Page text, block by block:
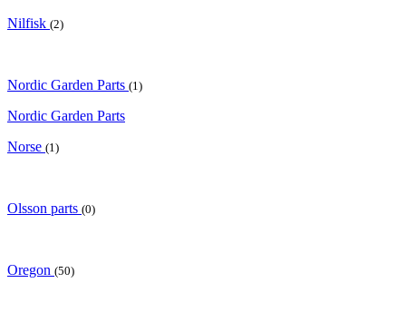
Nilfisk (2)
Nordic Garden Parts (1)
Nordic Garden Parts
Norse (1)
Olsson parts (0)
Oregon (50)